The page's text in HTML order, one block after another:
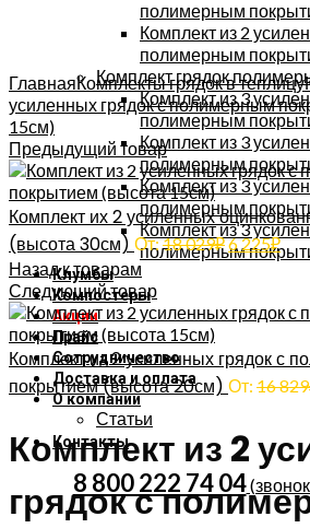
полимерным
Комплект из 2
полимерным
Комплект грядок
Комплект из 3
полимерным
Комплект из 3
полимерным
Комплект из 3
полимерным
Комплект из 3
полимерным
Клумбы
Компостеры
Акции
Прайс
Сотрудничество
Доставка и оплата
О компании
Статьи
Контакты
8 800 222 74 04
ГлавнаяКомплекты грядок в теплицу
усиленных грядок с полимерным
15см)
Предыдущий товар
Комплект их 2 усиленных
(высота 30см) От:18 029₽6 225₽
Назад к товарам
Следующий товар
Комплект из 2 усиленных грядок с
покрытием (высота 20см) От: 16 829
Комплект из 2
грядок с